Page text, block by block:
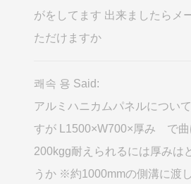
がをしてます 出来ましたらメ
ただけますか
쾌속 용 Said:
アルミハニカムパネルについ
すが L1500×W700×厚み で曲
200kgg耐えられるには厚みは
うか ※約1000mmの側溝に渡